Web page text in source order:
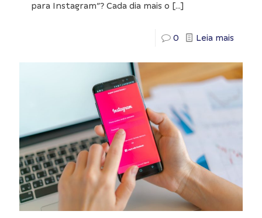
para Instagram”? Cada dia mais o […]
0 Leia mais